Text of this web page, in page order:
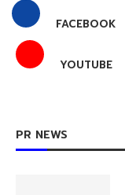
FACEBOOK
YOUTUBE
PR NEWS